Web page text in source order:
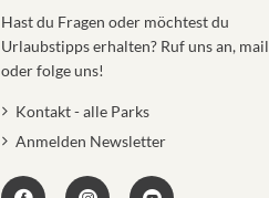
Hast du Fragen oder möchtest du
Urlaubstipps erhalten? Ruf uns an, mail
oder folge uns!
Kontakt - alle Parks
Anmelden Newsletter